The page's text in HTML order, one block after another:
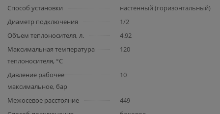
Способ установки
настенный (горизонтальный)
Диаметр подключения
1/2
Объем теплоносителя, л.
4.92
Максимальная температура
теплоносителя, °C
120
Давление рабочее
максимальное, бар
10
Межосевое расстояние
449